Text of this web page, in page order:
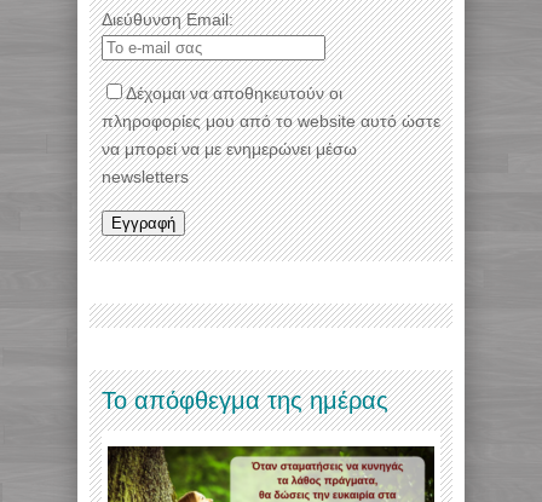
Διεύθυνση Email:
Δέχομαι να αποθηκευτούν οι
πληροφορίες μου από το website αυτό ώστε
να μπορεί να με ενημερώνει μέσω
newsletters
Το απόφθεγμα της ημέρας